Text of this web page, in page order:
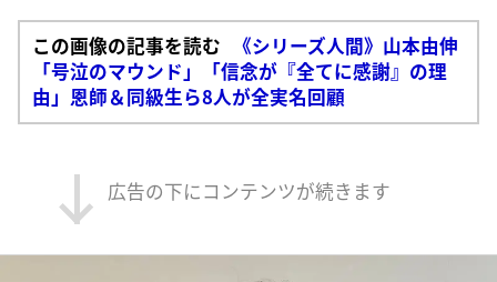
この画像の記事を読む
《シリーズ人間》山本由伸
「号泣のマウンド」「信念が『全てに感謝』の理
由」恩師＆同級生ら8人が全実名回顧
広告の下にコンテンツが続きます